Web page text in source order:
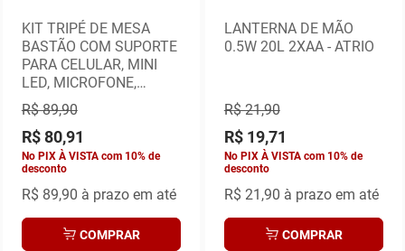
KIT TRIPÉ DE MESA
BASTÃO COM SUPORTE
PARA CELULAR, MINI
LED, MICROFONE,
CONTROLE BLUETOOTH
SELFIE
R$ 89,90
R$ 80,91
No PIX À VISTA com 10% de
desconto
R$ 89,90 à prazo em até
COMPRAR
LANTERNA DE MÃO
0.5W 20L 2XAA - ATRIO
R$ 21,90
R$ 19,71
No PIX À VISTA com 10% de
desconto
R$ 21,90 à prazo em até
COMPRAR